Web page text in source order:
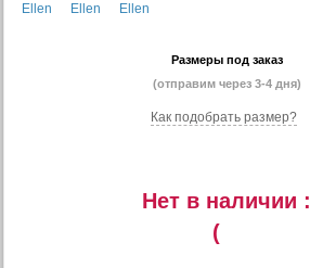
Размеры под заказ
(отправим через 3-4 дня)
Как подобрать размер?
Нет в наличии :
(